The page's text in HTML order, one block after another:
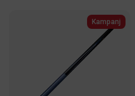
Kampanj